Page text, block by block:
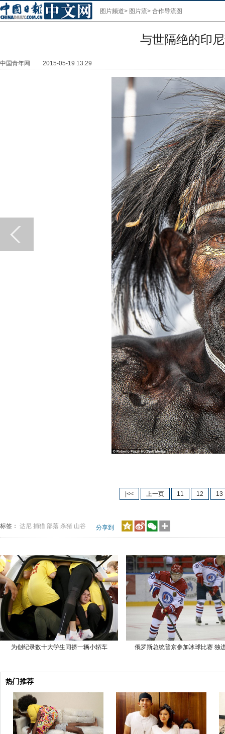
图片频道> 图片流> 合作导流图
与世隔绝的印
中国青年网 2015-05-19 13:29
|<< 上一页 11 12 13
标签： 达尼 捕猎 部落 杀猪 山谷 分享到
为创纪录数十大学生同挤一辆小轿车 俄罗斯总统普京参加冰球比赛 独
热门推荐